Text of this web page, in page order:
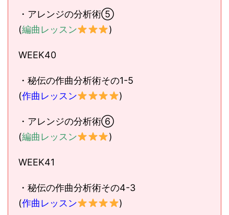
・アレンジの分析術⑤
(編曲レッスン )
WEEK40
・秘伝の作曲分析術その1-5
(作曲レッスン )
・アレンジの分析術⑥
(編曲レッスン )
WEEK41
・秘伝の作曲分析術その4-3
(作曲レッスン )